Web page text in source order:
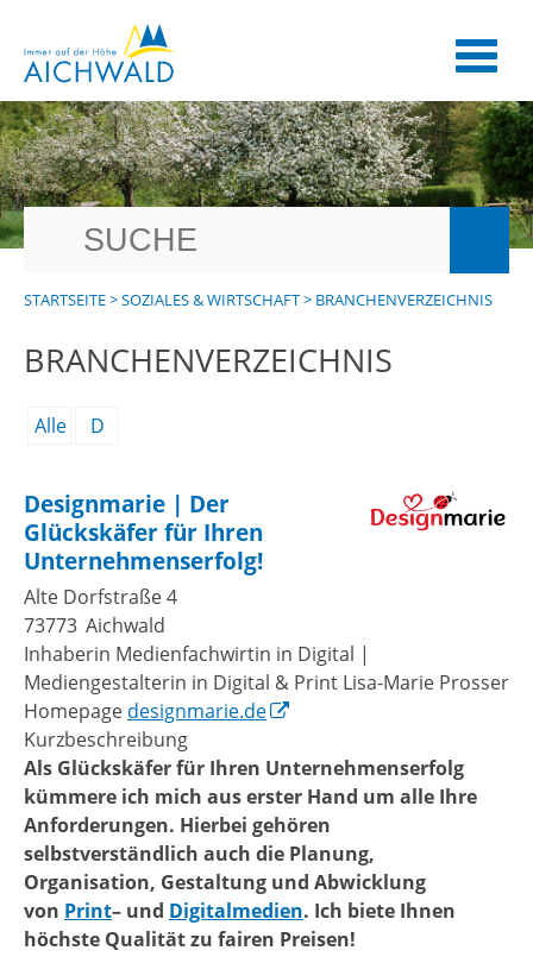
STARTSEITE>SOZIALES & WIRTSCHAFT> BRANCHENVERZEICHNIS
BRANCHENVERZEICHNIS
Alle D
Designmarie | Der
Glückskäfer für Ihren
Unternehmenserfolg!
Alte Dorfstraße 4
73773 Aichwald
Inhaberin Medienfachwirtin in Digital |
Mediengestalterin in Digital & Print Lisa-Marie Prosser
Homepage designmarie.de
Kurzbeschreibung
Als Glückskäfer für Ihren Unternehmenserfolg
kümmere ich mich aus erster Hand um alle Ihre
Anforderungen. Hierbei gehören
selbstverständlich auch die Planung,
Organisation, Gestaltung und Abwicklung
von Print– und Digitalmedien. Ich biete Ihnen
höchste Qualität zu fairen Preisen!